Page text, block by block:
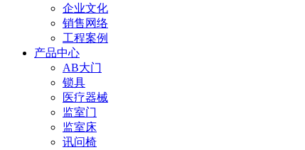
企业文化
销售网络
工程案例
产品中心
AB大门
锁具
医疗器械
监室门
监室床
讯问椅